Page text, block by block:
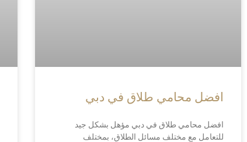
افضل محامي طلاق في دبي
افضل محامي طلاق في دبي مؤهل بشكل جيد
للتعامل مع مختلف مسائل الطلاق، بمختلف